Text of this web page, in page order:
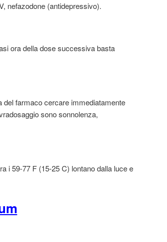
nefazodone (antidepressivo).
ora della dose successiva basta
farmaco cercare immediatamente
sono sonnolenza,
i 59-77 F (15-25 C) lontano dalla luce e